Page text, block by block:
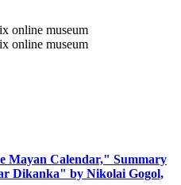
Mayan Calendar," Summary
Dikanka" by Nikolai Gogol,